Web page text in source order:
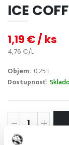
ICE
1,19 € / ks
4,76 €/L
Objem: 0,25 L
Dostupnosť: